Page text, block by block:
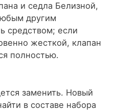
и седла Белизной,
другим
средством; если
жесткой, клапан
полностью.
заменить. Новый
в составе набора